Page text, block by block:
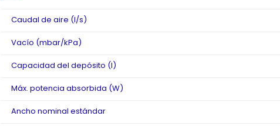
Caudal de aire (l/s)
Vacío (mbar/kPa)
Capacidad del depósito (l)
Máx. potencia absorbida (W)
Ancho nominal estándar